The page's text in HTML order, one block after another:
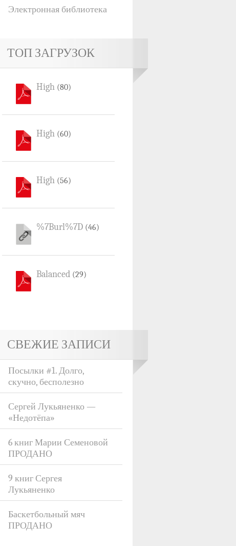
Электронная библиотека
ТОП ЗАГРУЗОК
High (80)
High (60)
High (56)
%7Burl%7D (46)
Balanced (29)
СВЕЖИЕ ЗАПИСИ
Посылки #1. Долго,
скучно, бесполезно
Сергей Лукьяненко —
«Недотёпа»
6 книг Марии Семеновой
ПРОДАНО
9 книг Сергея
Лукьяненко
Баскетбольный мяч
ПРОДАНО